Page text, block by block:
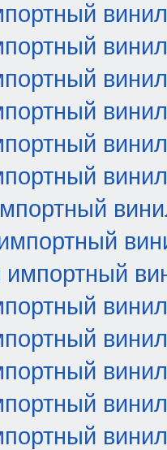
винил
винил
винил
винил
винил
винил
винил
винил
винил
винил
винил